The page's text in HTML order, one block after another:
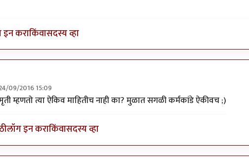
इन कराकिंवासदस्य व्हा
09/2016 15:09
आणि नरबळीचा संबंध आहेbyश्रीगुरुजी
म्हणतो त्या ऐकिव माहितीच नाही का? मुळात सगळी कर्मकांडे ऐकीवच ;)
लॉग इन कराकिंवासदस्य व्हा